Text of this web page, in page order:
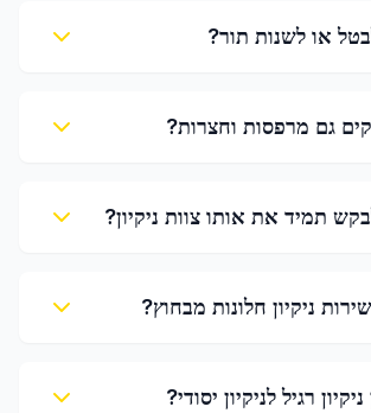
או לשנות תור?
גם מרפסות וחצרות?
תמיד את אותו צוות ניקיון?
ניקיון חלונות מבחוץ?
רגיל לניקיון יסודי?